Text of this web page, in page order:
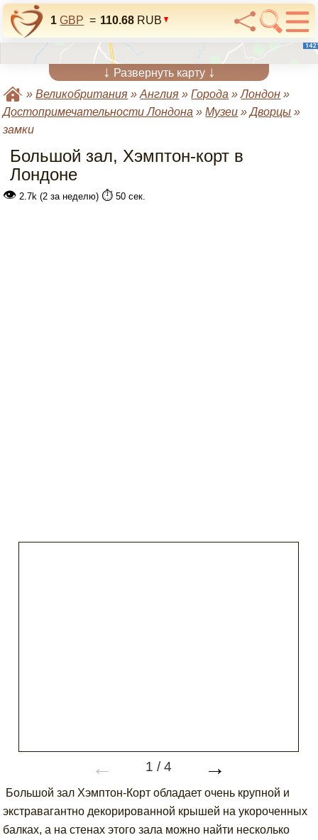
1 GBP = 110.68 RUB
↓ Развернуть карту ↓
»Великобритания »Англия »Города »Лондон »
Достопримечательности Лондона »Музеи »Дворцы »
замки
Большой зал, Хэмптон-корт в
Лондоне
👁 2.7k (2 за неделю) ⏱️ 50 сек.
← 1 /4 →
Большой зал Хэмптон-Корт обладает очень крупной и
экстравагантно декорированной крышей на укороченных
балках, а на стенах этого зала можно найти несколько